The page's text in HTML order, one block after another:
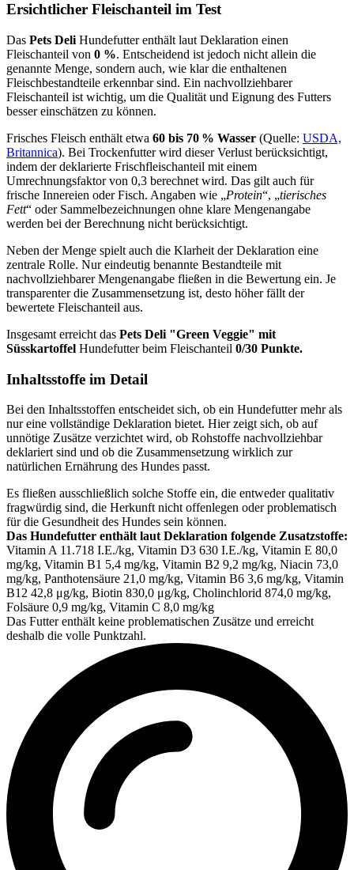
Ersichtlicher Fleischanteil im Test
Das Pets Deli Hundefutter enthält laut Deklaration einen
Fleischanteil von 0 %. Entscheidend ist jedoch nicht allein die
genannte Menge, sondern auch, wie klar die enthaltenen
Fleischbestandteile erkennbar sind. Ein nachvollziehbarer
Fleischanteil ist wichtig, um die Qualität und Eignung des Futters
besser einschätzen zu können.
Frisches Fleisch enthält etwa 60 bis 70 % Wasser (Quelle: USDA,
Britannica). Bei Trockenfutter wird dieser Verlust berücksichtigt,
indem der deklarierte Frischfleischanteil mit einem
Umrechnungsfaktor von 0,3 berechnet wird. Das gilt auch für
frische Innereien oder Fisch. Angaben wie „Protein“, „tierisches
Fett“ oder Sammelbezeichnungen ohne klare Mengenangabe
werden bei der Berechnung nicht berücksichtigt.
Neben der Menge spielt auch die Klarheit der Deklaration eine
zentrale Rolle. Nur eindeutig benannte Bestandteile mit
nachvollziehbarer Mengenangabe fließen in die Bewertung ein. Je
transparenter die Zusammensetzung ist, desto höher fällt der
bewertete Fleischanteil aus.
Insgesamt erreicht das Pets Deli "Green Veggie" mit
Süsskartoffel Hundefutter beim Fleischanteil 0/30 Punkte.
Inhaltsstoffe im Detail
Bei den Inhaltsstoffen entscheidet sich, ob ein Hundefutter mehr als
nur eine vollständige Deklaration bietet. Hier zeigt sich, ob auf
unnötige Zusätze verzichtet wird, ob Rohstoffe nachvollziehbar
deklariert sind und ob die Zusammensetzung wirklich zur
natürlichen Ernährung des Hundes passt.
Es fließen ausschließlich solche Stoffe ein, die entweder qualitativ
fragwürdig sind, die Herkunft nicht offenlegen oder problematisch
für die Gesundheit des Hundes sein können.
Das Hundefutter enthält laut Deklaration folgende Zusatzstoffe:
Vitamin A 11.718 I.E./kg, Vitamin D3 630 I.E./kg, Vitamin E 80,0
mg/kg, Vitamin B1 5,4 mg/kg, Vitamin B2 9,2 mg/kg, Niacin 73,0
mg/kg, Panthotensäure 21,0 mg/kg, Vitamin B6 3,6 mg/kg, Vitamin
B12 42,8 μg/kg, Biotin 830,0 μg/kg, Cholinchlorid 874,0 mg/kg,
Folsäure 0,9 mg/kg, Vitamin C 8,0 mg/kg
Das Futter enthält keine problematischen Zusätze und erreicht
deshalb die volle Punktzahl.